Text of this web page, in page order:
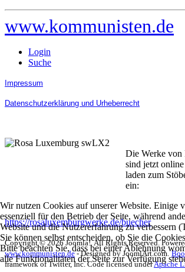
www.kommunisten.de
Login
Suche
Impressum
Datenschutzerklärung und Urheberrecht
Die Werke von
sind jetzt
laden zum
ein:
https://rosaluxemburgwerke.de/buecher
Copyright © 2026 Joomla!. All Rights Reserved.
www.kommunisten.de- Designed by JoomlArt.com.
framework of Twitter, Inc. Code licensed underApache
Wir nutzen Cookies auf unserer Website. Einige
essenziell für den Betrieb der Seite, während
Website und die Nutzererfahrung zu verbessern
Sie können selbst entscheiden, ob Sie die
Bitte beachten Sie, dass bei einer Ablehnung
alle Funktionalitäten der Seite zur Verfügung